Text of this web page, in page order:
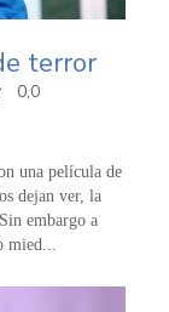
terror
0,0
una película de
dejan ver, la
embargo a